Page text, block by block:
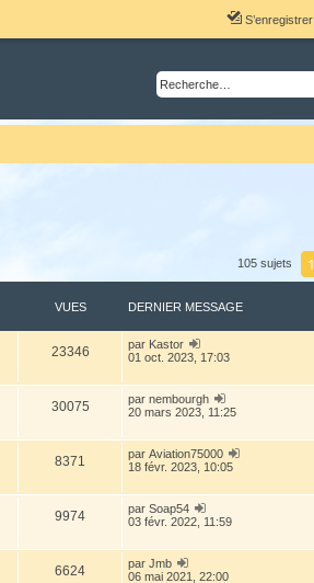
S’enregistrer
105 sujets 1
VUES DERNIER MESSAGE
23346 par Kastor
01 oct. 2023, 17:03
30075 par nembourgh
20 mars 2023, 11:25
8371 par Aviation75000
18 févr. 2023, 10:05
9974 par Soap54
03 févr. 2022, 11:59
6624 par Jmb
06 mai 2021, 22:00